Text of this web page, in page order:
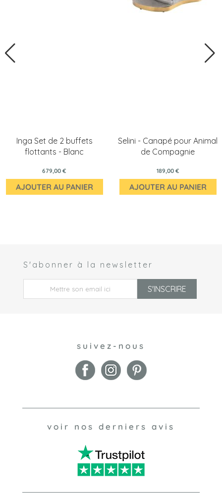
Inga Set de 2 buffets
flottants - Blanc
679,00 €
AJOUTER AU PANIER
Selini - Canapé pour Animal
de Compagnie
189,00 €
AJOUTER AU PANIER
S'abonner à la newsletter
S'INSCRIRE
suivez-nous
voir nos derniers avis